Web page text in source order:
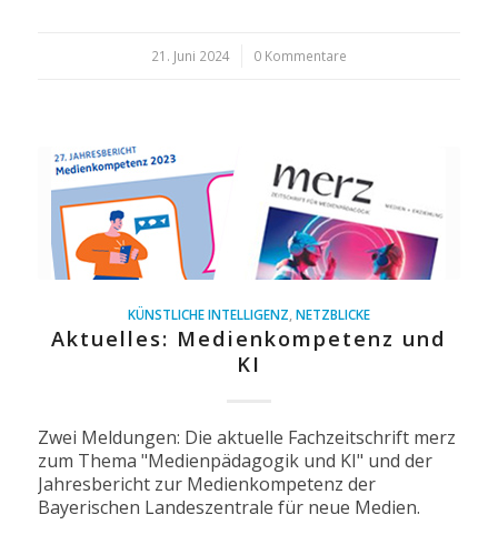
21. Juni 2024 0 Kommentare
KÜNSTLICHE INTELLIGENZ NETZBLICKE
Aktuelles: Medienkompetenz und
KI
Zwei Meldungen: Die aktuelle Fachzeitschrift merz
zum Thema "Medienpädagogik und KI" und der
Jahresbericht zur Medienkompetenz der
Bayerischen Landeszentrale für neue Medien.